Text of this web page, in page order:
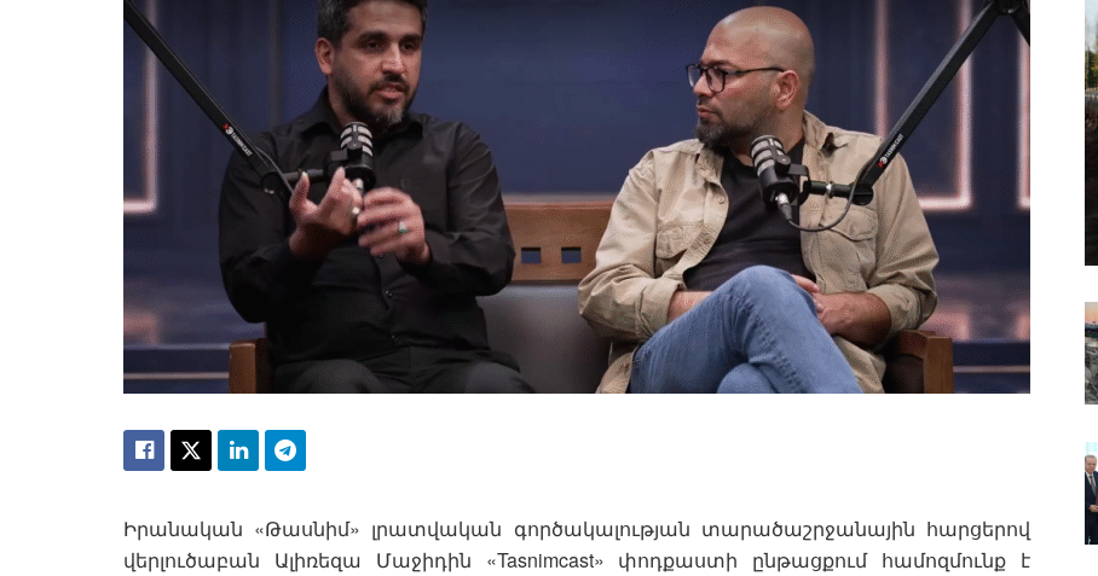
Իրանական «Թասնիմ» լրատվական գործակալության տարածաշրջանային հարցերով
վերլուծաբան Ալիռեզա Մաջիդին «Tasnimcast» փոդքաստի ընթացքում համոզմունք է